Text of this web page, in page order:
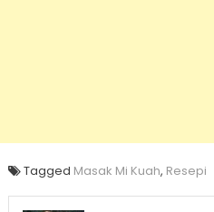
Tagged Masak Mi Kuah, Resepi